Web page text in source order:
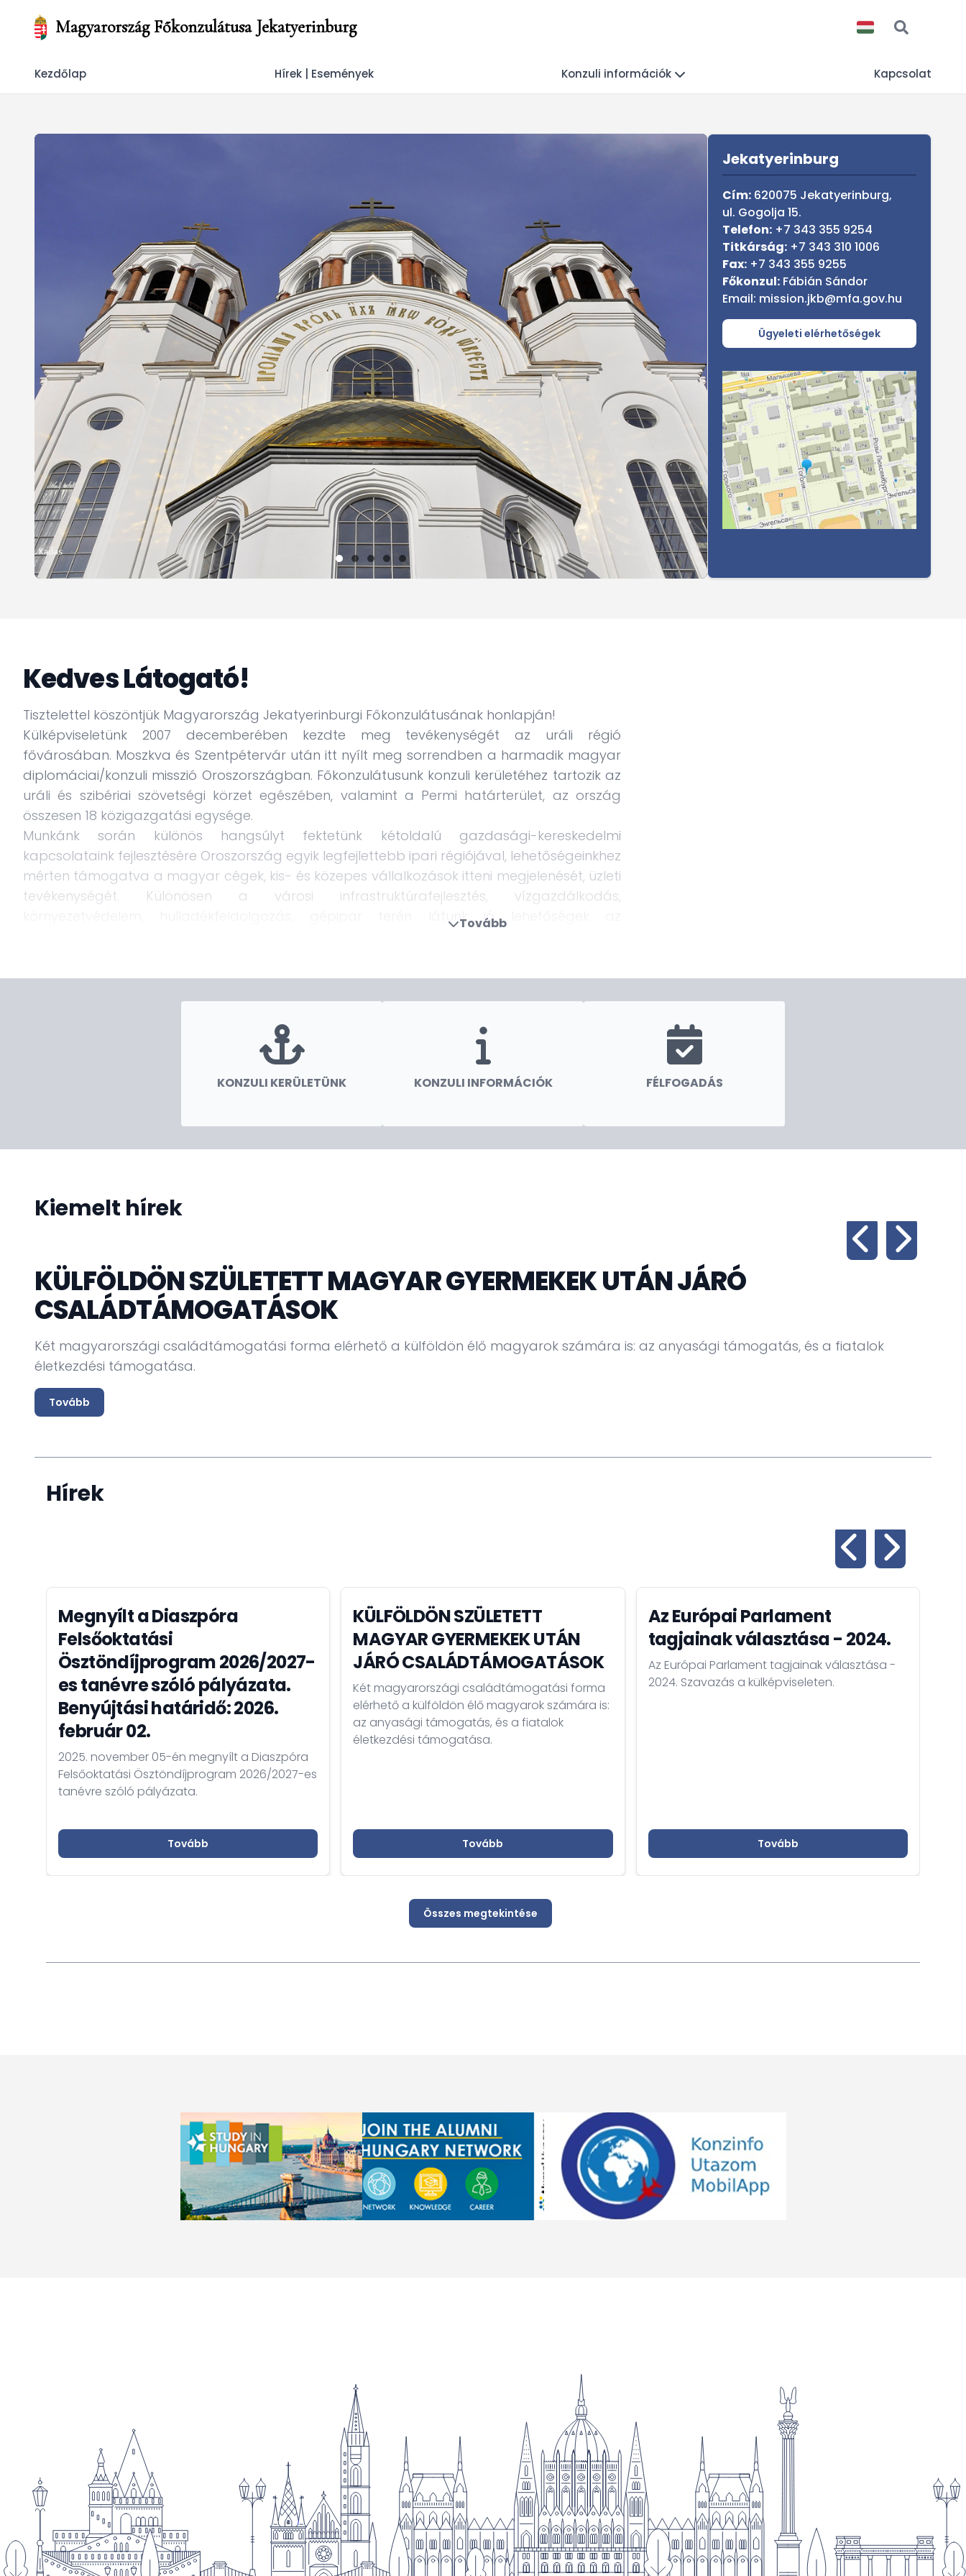
Magyarország Főkonzulátusa Jekatyerinburg
Kezdőlap Hírek | Események Konzuli információk Kapcsolat
Tovább
Sidebar
Jekatyerinburg
Cím: 620075 Jekatyerinburg,
ul. Gogolja 15.
Telefon: +7 343 355 9254
Titkárság: +7 343 310 1006
Fax: +7 343 355 9255
Főkonzul: Fábián Sándor
Email: mission.jkb@mfa.gov.hu
Ügyeleti elérhetőségek
Kedves Látogató!
Tisztelettel köszöntjük Magyarország Jekatyerinburgi Főkonzulátusának honlapján!
Külképviseletünk 2007 decemberében kezdte meg tevékenységét az uráli régió
fővárosában. Moszkva és Szentpétervár után itt nyílt meg sorrendben a harmadik magyar
diplomáciai/konzuli misszió Oroszországban. Főkonzulátusunk konzuli kerületéhez tartozik az
uráli és szibériai szövetségi körzet egészében, valamint a Permi határterület, az ország
összesen 18 közigazgatási egysége.
Munkánk során különös hangsúlyt fektetünk kétoldalú gazdasági-kereskedelmi
kapcsolataink fejlesztésére Oroszország egyik legfejlettebb ipari régiójával, lehetőségeinkhez
mérten támogatva a magyar cégek, kis- és közepes vállalkozások itteni megjelenését, üzleti
tevékenységét. Különösen a városi infrastruktúrafejlesztés, vízgazdálkodás,
környezetvédelem, hulladékfeldolgozás, gépipar terén látunk jó lehetőségek az
amennyiben Magyarországon kívül még két schengeni övezethez tartozó ország nevében is
értékeinek bemutatását, népszerűsítését. Rendszeresen közreműködünk magyar
vonatkozású rendezvények (kiállítások, fesztiválok, előadóművészek fellépése)
szervezésében, lebonyolításában.
Tovább
KONZULI KERÜLETÜNK KONZULI INFORMÁCIÓK FÉLFOGADÁS
Kiemelt hírek
KÜLFÖLDÖN SZÜLETETT MAGYAR GYERMEKEK UTÁN JÁRÓ
CSALÁDTÁMOGATÁSOK
Két magyarországi családtámogatási forma elérhető a külföldön élő magyarok számára is: az anyasági támogatás, és a fiatalok
életkezdési támogatása.
Tovább
Hírek
Megnyílt a Diaszpóra
Felsőoktatási
Ösztöndíjprogram 2026/2027-
es tanévre szóló pályázata.
Benyújtási határidő: 2026.
február 02.
2025. november 05-én megnyílt a Diaszpóra
Felsőoktatási Ösztöndíjprogram 2026/2027-es
tanévre szóló pályázata.
Tovább
KÜLFÖLDÖN SZÜLETETT
MAGYAR GYERMEKEK UTÁN
JÁRÓ CSALÁDTÁMOGATÁSOK
Két magyarországi családtámogatási forma
elérhető a külföldön élő magyarok számára is:
az anyasági támogatás, és a fiatalok
életkezdési támogatása.
Tovább
Az Európai Parlament
tagjainak választása - 2024.
Az Európai Parlament tagjainak választása -
2024. Szavazás a külképviseleten.
Tovább
Összes megtekintése